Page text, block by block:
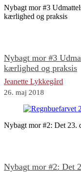
Nybagt mor #3
kærlighed og praksis
Nybagt mor #3
kærlighed og praksis
Jeanette Lykkegård
26. maj 2018
Nybagt mor #2: Det 23.
Nybagt mor #2: Det